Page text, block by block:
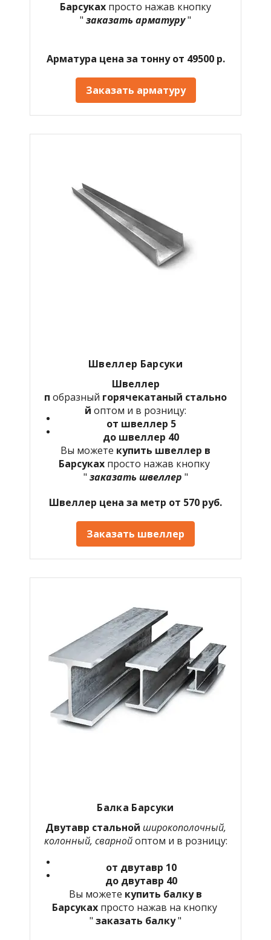
Барсуках просто нажав кнопку
" заказать арматуру"
Арматура цена за тонну от 49500 р.
Заказать арматуру
Швеллер Барсуки
Швеллер
п образный горячекатаный стально
й оптом и в розницу:
от швеллер 5
до швеллер 40
Вы можете купить швеллер в
Барсуках просто нажав кнопку
" заказать швеллер "
Швеллер цена за метр от 570 руб.
Заказать швеллер
Балка Барсуки
Двутавр стальной широкополочный,
колонный, сварнойоптом и в розницу:
от двутавр 10
до двутавр 40
Вы можете купить балку в
Барсуках просто нажав на кнопку
" заказать балку"